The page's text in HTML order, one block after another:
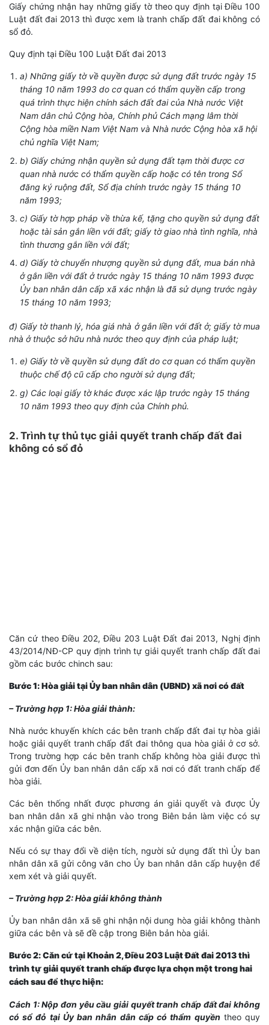
Giấy chứng nhận hay những giấy tờ theo quy định tại Điều 100
Luật đất đai 2013 thì được xem là tranh chấp đất đai không có
sổ đỏ.
Quy định tại Điều 100 Luật Đất đai 2013
a) Những giấy tờ về quyền được sử dụng đất trước ngày 15
tháng 10 năm 1993 do cơ quan có thẩm quyền cấp trong
quá trình thực hiện chính sách đất đai của Nhà nước Việt
Nam dân chủ Cộng hòa, Chính phủ Cách mạng lâm thời
Cộng hòa miền Nam Việt Nam và Nhà nước Cộng hòa xã hội
chủ nghĩa Việt Nam;
b) Giấy chứng nhận quyền sử dụng đất tạm thời được cơ
quan nhà nước có thẩm quyền cấp hoặc có tên trong Sổ
đăng ký ruộng đất, Sổ địa chính trước ngày 15 tháng 10
năm 1993;
c) Giấy tờ hợp pháp về thừa kế, tặng cho quyền sử dụng đất
hoặc tài sản gắn liền với đất; giấy tờ giao nhà tình nghĩa, nhà
tình thương gắn liền với đất;
d) Giấy tờ chuyển nhượng quyền sử dụng đất, mua bán nhà
ở gắn liền với đất ở trước ngày 15 tháng 10 năm 1993 được
Ủy ban nhân dân cấp xã xác nhận là đã sử dụng trước ngày
15 tháng 10 năm 1993;
đ) Giấy tờ thanh lý, hóa giá nhà ở gắn liền với đất ở; giấy tờ mua
nhà ở thuộc sở hữu nhà nước theo quy định của pháp luật;
e) Giấy tờ về quyền sử dụng đất do cơ quan có thẩm quyền
thuộc chế độ cũ cấp cho người sử dụng đất;
g) Các loại giấy tờ khác được xác lập trước ngày 15 tháng
10 năm 1993 theo quy định của Chính phủ.
2. Trình tự thủ tục giải quyết tranh chấp đất đai
không có sổ đỏ
Căn cứ theo Điều 202, Điều 203 Luật Đất đai 2013, Nghị định
43/2014/NĐ-CP quy định trình tự giải quyết tranh chấp đất đai
gồm các bước chinch sau:
Bước 1: Hòa giải tại Ủy ban nhân dân (UBND) xã nơi có đất
– Trường hợp 1: Hòa giải thành:
Nhà nước khuyến khích các bên tranh chấp đất đai tự hòa giải
hoặc giải quyết tranh chấp đất đai thông qua hòa giải ở cơ sở.
Trong trường hợp các bên tranh chấp không hòa giải được thì
gửi đơn đến Ủy ban nhân dân cấp xã nơi có đất tranh chấp để
hòa giải.
Các bên thống nhất được phương án giải quyết và được Ủy
ban nhân dân xã ghi nhận vào trong Biên bản làm việc có sự
xác nhận giữa các bên.
Nếu có sự thay đổi về diện tích, người sử dụng đất thì Ủy ban
nhân dân xã gửi công văn cho Ủy ban nhân dân cấp huyện để
xem xét và giải quyết.
– Trường hợp 2: Hòa giải không thành
Ủy ban nhân dân xã sẽ ghi nhận nội dung hòa giải không thành
giữa các bên và sẽ đề cập trong Biên bản hòa giải.
Bước 2: Căn cứ tại Khoản 2, Điều 203 Luật Đất đai 2013 thì
trình tự giải quyết tranh chấp được lựa chọn một trong hai
cách sau để thực hiện:
Cách 1: Nộp đơn yêu cầu giải quyết tranh chấp đất đai không
có sổ đỏ tại Ủy ban nhân dân cấp có thẩm quyền theo quy